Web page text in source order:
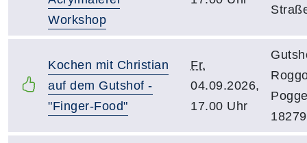
Workshop
Kochen mit Christian
auf dem Gutshof -
"Finger-Food"
Fr.
04.09.2026,
17.00 Uhr